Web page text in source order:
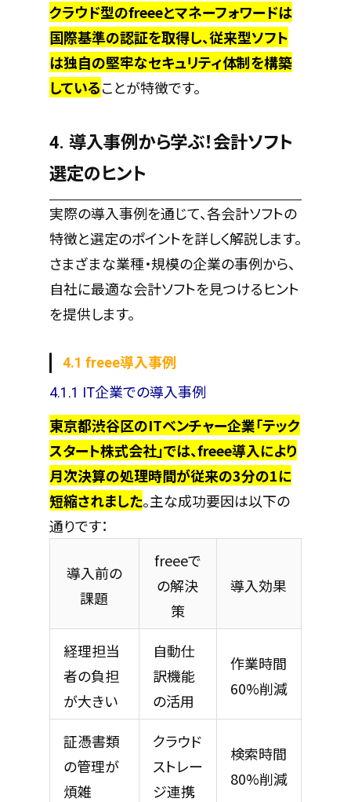
クラウド型のfreeeとマネーフォワードは
国際基準の認証を取得し、従来型ソフト
は独自の堅牢なセキュリティ体制を構築
していることが特徴です。
4. 導入事例から学ぶ！会計ソフト
選定のヒント
実際の導入事例を通じて、各会計ソフトの
特徴と選定のポイントを詳しく解説します。
さまざまな業種・規模の企業の事例から、
自社に最適な会計ソフトを見つけるヒント
を提供します。
4.1 freee導入事例
4.1.1 IT企業での導入事例
東京都渋谷区のITベンチャー企業「テック
スタート株式会社」では、freee導入により
月次決算の処理時間が従来の3分の1に
短縮されました。主な成功要因は以下の
通りです：
導入前の
課題
freeeで
の解決
策
導入効果
経理担当
者の負担
が大きい
自動仕
訳機能
の活用
作業時間
60%削減
証憑書類
の管理が
煩雑
クラウド
ストレー
ジ連携
検索時間
80%削減